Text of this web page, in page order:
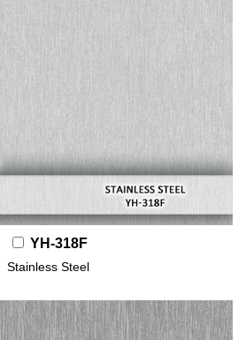
YH-318F
Stainless Steel